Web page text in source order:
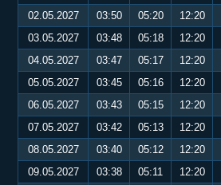
02.05.2027
03:50 05:20 12:20
03.05.2027
03:48 05:18 12:20
04.05.2027
03:47 05:17 12:20
05.05.2027
03:45 05:16 12:20
06.05.2027
03:43 05:15 12:20
07.05.2027
03:42 05:13 12:20
08.05.2027
03:40 05:12 12:20
09.05.2027
03:38 05:11 12:20